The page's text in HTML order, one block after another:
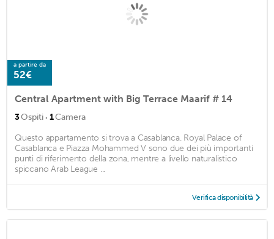
a partire da
52€
Central Apartment with Big Terrace Maarif # 14
3Ospiti · 1Camera
Questo appartamento si trova a Casablanca. Royal Palace of
Casablanca e Piazza Mohammed V sono due dei più importanti
punti di riferimento della zona, mentre a livello naturalistico
spiccano Arab League ...
Verifica disponibilità